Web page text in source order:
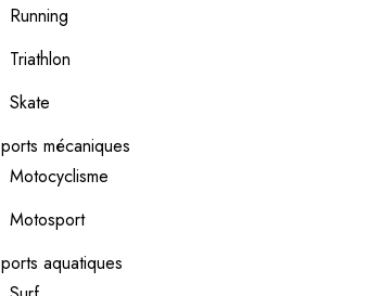
Running
Triathlon
Skate
mécaniques
Motocyclisme
Motosport
aquatiques